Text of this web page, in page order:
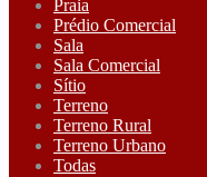
Praia
Prédio Comercial
Sala
Sala Comercial
Sítio
Terreno
Terreno Rural
Terreno Urbano
Todas